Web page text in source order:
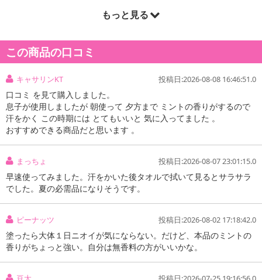
もっと見る
この商品の口コミ
キャサリンKT 投稿日:2026-08-08 16:46:51.0
口コミ を見て購入しました。
息子が使用しましたが 朝使って 夕方まで ミントの香りがするので
汗をかく この時期には とてもいいと 気に入ってました 。
おすすめできる商品だと思います 。
まっちょ 投稿日:2026-08-07 23:01:15.0
早速使ってみました。汗をかいた後タオルで拭いて見るとサラサラ
でした。夏の必需品になりそうです。
ピーナッツ 投稿日:2026-08-02 17:18:42.0
塗ったら大体１日ニオイが気にならない。だけど、本品のミントの
香りがちょっと強い。自分は無香料の方がいいかな。